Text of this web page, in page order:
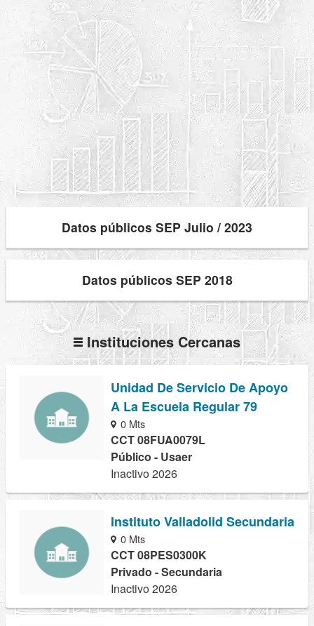
Datos públicos SEP Julio / 2023
Datos públicos SEP 2018
Instituciones Cercanas
Unidad De Servicio De Apoyo
A La Escuela Regular 79
0 Mts
CCT 08FUA0079L
Público - Usaer
Inactivo 2026
Instituto Valladolid Secundaria
0 Mts
CCT 08PES0300K
Privado - Secundaria
Inactivo 2026